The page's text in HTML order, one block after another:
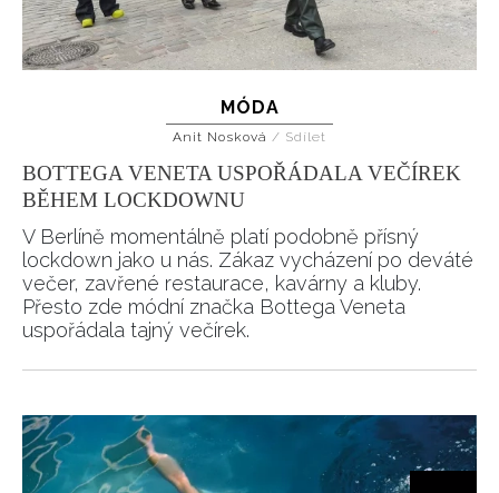
INFORMACE
REDAKCE
MÓDA
Anit Nosková / Sdílet
BOTTEGA VENETA USPOŘÁDALA VEČÍREK
BĚHEM LOCKDOWNU
V Berlíně momentálně platí podobně přísný
lockdown jako u nás. Zákaz vycházení po deváté
večer, zavřené restaurace, kavárny a kluby.
Přesto zde módní značka Bottega Veneta
uspořádala tajný večírek.